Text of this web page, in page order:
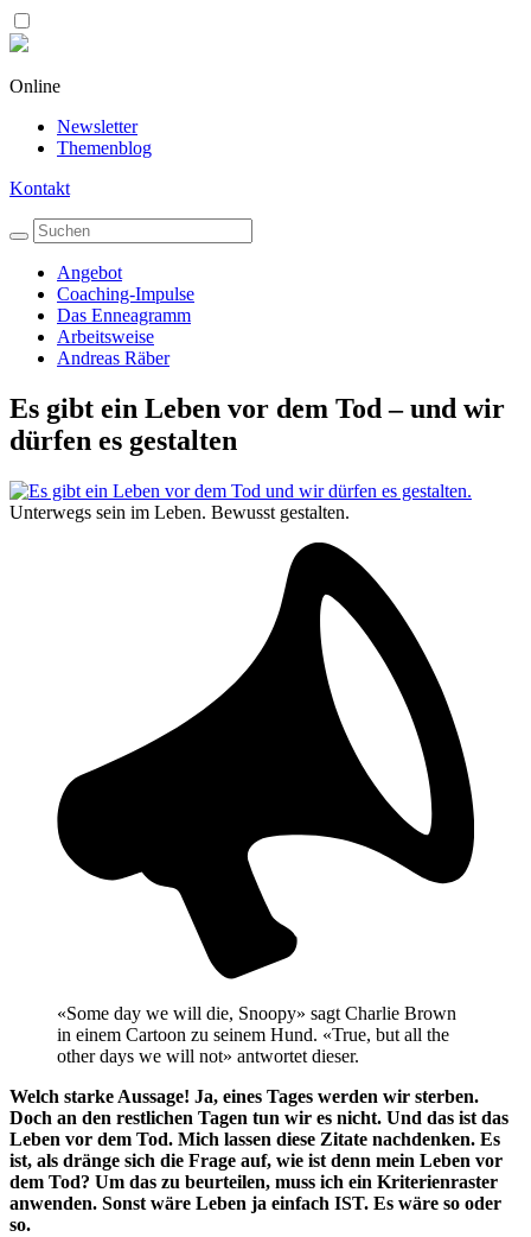
Online
Newsletter
Themenblog
Kontakt
Angebot
Coaching-Impulse
Das Enneagramm
Arbeitsweise
Andreas Räber
Es gibt ein Leben vor dem Tod – und wir
dürfen es gestalten
Unterwegs sein im Leben. Bewusst gestalten.
«Some day we will die, Snoopy» sagt Charlie Brown
in einem Cartoon zu seinem Hund. «True, but all the
other days we will not» antwortet dieser.
Welch starke Aussage! Ja, eines Tages werden wir sterben.
Doch an den restlichen Tagen tun wir es nicht. Und das ist das
Leben vor dem Tod. Mich lassen diese Zitate nachdenken. Es
ist, als dränge sich die Frage auf, wie ist denn mein Leben vor
dem Tod? Um das zu beurteilen, muss ich ein Kriterienraster
anwenden. Sonst wäre Leben ja einfach IST. Es wäre so oder
so.